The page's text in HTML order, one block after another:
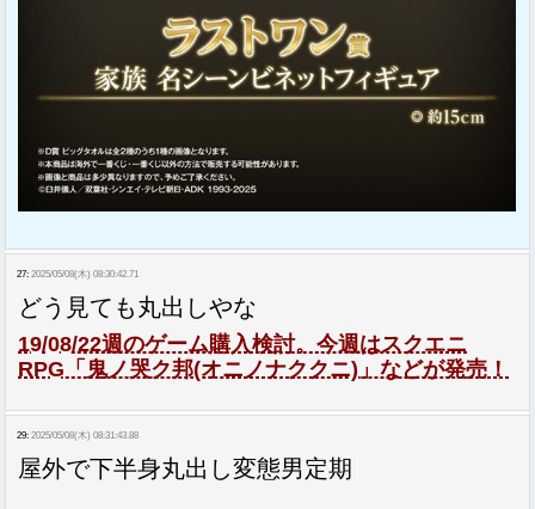
27: 2025/05/08(木) 08:30:42.71
どう見ても丸出しやな
19/08/22週のゲーム購入検討。今週はスクエニ
RPG「鬼ノ哭ク邦(オニノナククニ)」などが発売！
29: 2025/05/08(木) 08:31:43.88
屋外で下半身丸出し変態男定期